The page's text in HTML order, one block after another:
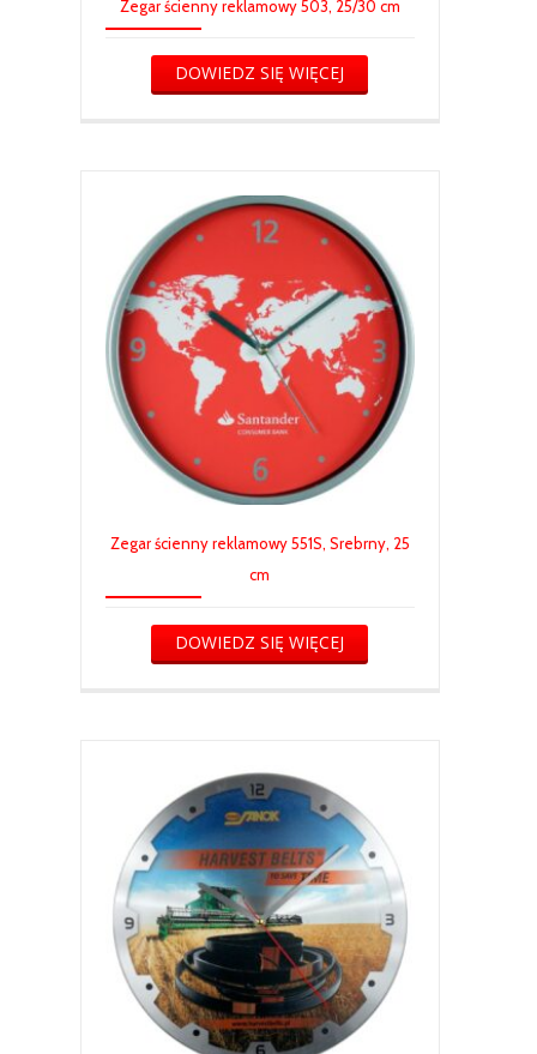
Zegar ścienny reklamowy 503, 25/30 cm
DOWIEDZ SIĘ WIĘCEJ
Zegar ścienny reklamowy 551S, Srebrny, 25
cm
DOWIEDZ SIĘ WIĘCEJ